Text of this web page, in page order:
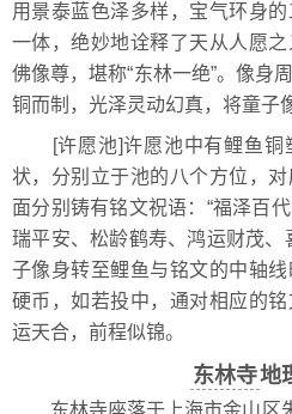
用景泰蓝色泽多样，宝气环身
一体，绝妙地诠释了天从人愿
佛像尊，堪称“东林一绝”。像身
铜而制，光泽灵动幻真，将童子
[许愿池]许愿池中有鲤鱼铜
状，分别立于池的八个方位，
面分别铸有铭文祝语：“福泽百
瑞平安、松龄鹤寿、鸿运财茂、
子像身转至鲤鱼与铭文的中轴
硬币，如若投中，通对相应的
运天合，前程似锦。
东林寺地
东林寺座落于上海市金山区